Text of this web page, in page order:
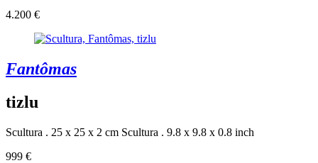
4.200 €
Fantômas
tizlu
Scultura . 25 x 25 x 2 cm Scultura . 9.8 x 9.8 x 0.8 inch
999 €